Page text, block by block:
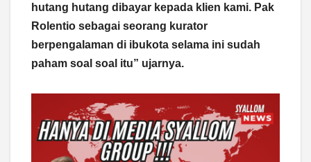
hutang hutang dibayar kepada klien kami. Pak
Rolentio sebagai seorang kurator
berpengalaman di ibukota selama ini sudah
paham soal soal itu” ujarnya.